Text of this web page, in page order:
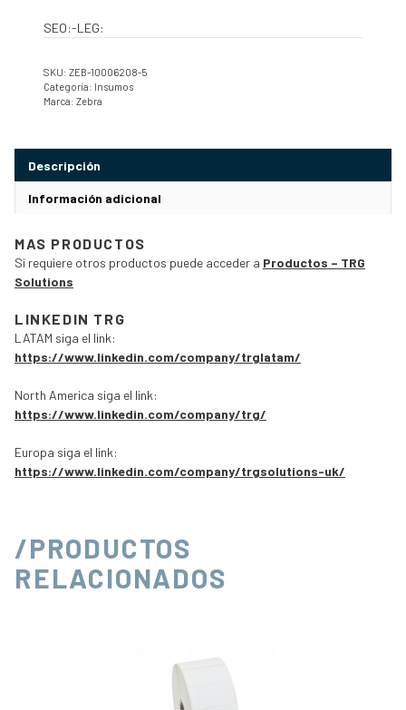
SEO:-LEG:
SKU: ZEB-10006208-5
Categoría: Insumos
Marca: Zebra
Descripción
Información adicional
MAS PRODUCTOS
Si requiere otros productos puede acceder a Productos – TRG
Solutions
LINKEDIN TRG
LATAM siga el link:
https://www.linkedin.com/company/trglatam/
North America siga el link:
https://www.linkedin.com/company/trg/
Europa siga el link:
https://www.linkedin.com/company/trgsolutions-uk/
/PRODUCTOS
RELACIONADOS